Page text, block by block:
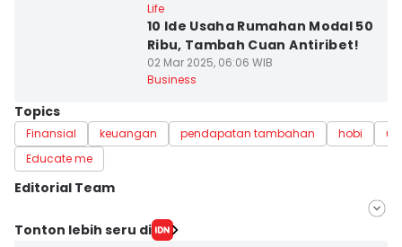
Life
10 Ide Usaha Rumahan Modal 50
Ribu, Tambah Cuan Antiribet!
02 Mar 2025, 06:06 WIB
Business
Topics
Finansial keuangan pendapatan tambahan hobi
Educate me
Editorial Team
Editor
Tonton lebih seru di